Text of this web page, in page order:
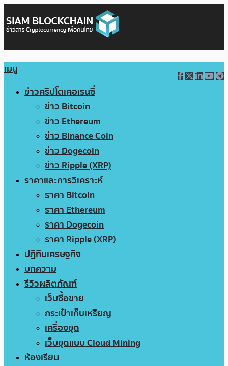
เมนู
ข่าวคริปโตเคอเรนซี่
ข่าว Bitcoin
ข่าว Ethereum
ข่าว Binance Coin
ข่าว Dogecoin
ข่าว Ripple (XRP)
ราคาและการวิเคราะห์
ราคา Bitcoin
ราคา Ethereum
ราคา Dogecoin
ราคา Ripple (XRP)
ปฏิทินเศรษฐกิจ
บทความ
รีวิวผลิตภัณฑ์
เว็บซื้อขาย
กระเป๋าเก็บเหรียญ
เครื่องขุด
เว็บขุดแบบ Cloud Mining
ห้องเรียน